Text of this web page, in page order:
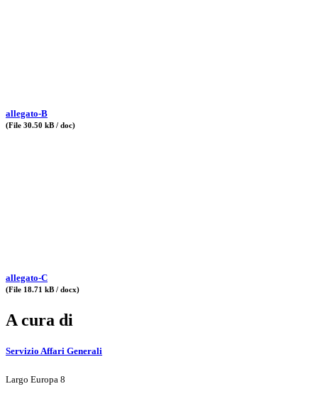
allegato-B
(File 30.50 kB / doc)
allegato-C
(File 18.71 kB / docx)
A cura di
Servizio Affari Generali
Largo Europa 8